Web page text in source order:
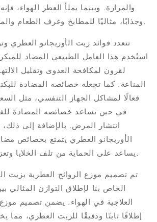
والمرارة. وبينما يملأ العطر الهواء،
وجذابًا، مثاليًا للمطابخ وغرف الطعام والمساحات الخارجية.
تتعدد فوائد زيت الأوريجانو العطري
استُخدم هذا العامل الطبيعي المضاد
لقرون لمكافحة العدوى وتقليل
المناعة. كما تجعله خصائصه المضادة
فعالًا لمشاكل الجهاز التنفسي، مثل
في حين تساعد خصائصه المضادة
انتشار المرض. بالإضافة إلى
الأوريجانو العطري يتمتع بخصائص
يساعد على الحماية من تلف الخلايا وتعزيز الصحة العامة.
تم تصميم موزع الروائح العطرية بزيت
الخاص بنا لإطلاق التوازن المثالي
العلاجية في الهواء. يضمن تصميم موزع
إطلاقًا ثابتًا ودقيقًا للزيت العطري، مما